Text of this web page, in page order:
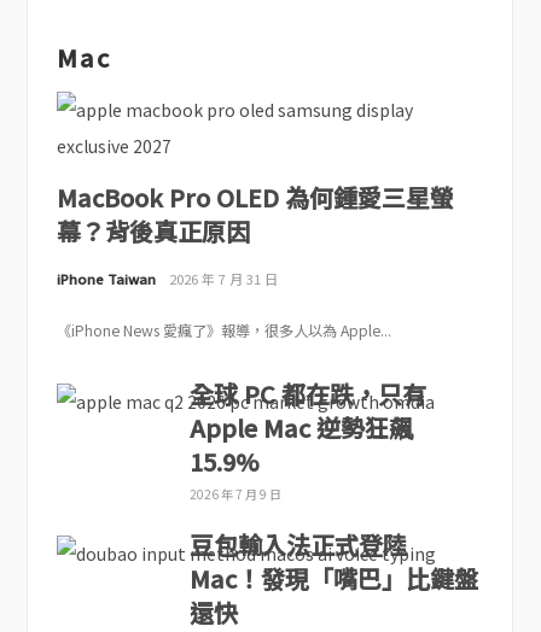
Mac
MacBook Pro OLED 為何鍾愛三星螢
幕？背後真正原因
iPhone Taiwan 2026 年 7 月 31 日
《iPhone News 愛瘋了》報導，很多人以為 Apple...
全球 PC 都在跌，只有
Apple Mac 逆勢狂飆
15.9%
2026 年 7 月 9 日
豆包輸入法正式登陸
Mac！發現「嘴巴」比鍵盤
還快